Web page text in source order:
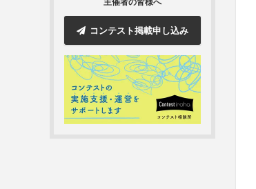
主催者の皆様へ
コンテスト掲載申し込み